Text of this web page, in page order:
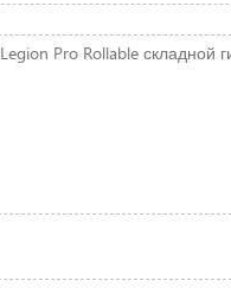
Legion Pro Rollable складной